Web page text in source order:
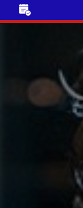
téléphone
CB accepté